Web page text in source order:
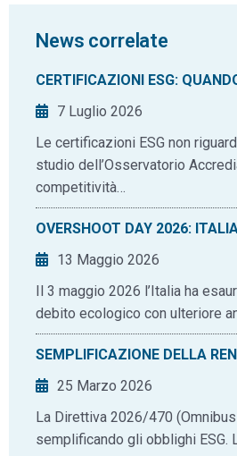
News correlate
CERTIFICAZIONI ESG:
7 Luglio 2026
Le certificazioni ESG non
studio dell’Osservatorio
competitività…
OVERSHOOT DAY 2026:
13 Maggio 2026
Il 3 maggio 2026 l’Italia ha
debito ecologico con ulteriore
SEMPLIFICAZIONE DELLA
25 Marzo 2026
La Direttiva 2026/470
semplificando gli obblighi ESG.